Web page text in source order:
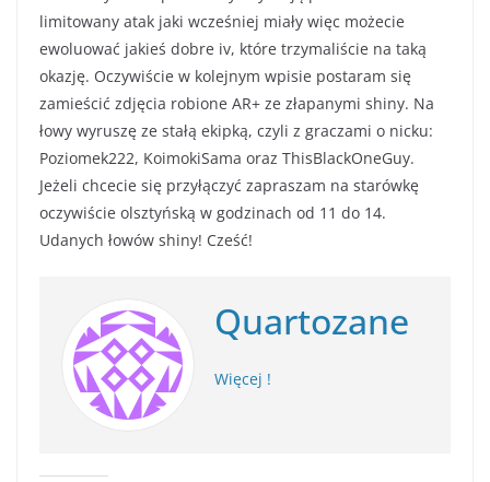
limitowany atak jaki wcześniej miały więc możecie
ewoluować jakieś dobre iv, które trzymaliście na taką
okazję. Oczywiście w kolejnym wpisie postaram się
zamieścić zdjęcia robione AR+ ze złapanymi shiny. Na
łowy wyruszę ze stałą ekipką, czyli z graczami o nicku:
Poziomek222, KoimokiSama oraz ThisBlackOneGuy.
Jeżeli chcecie się przyłączyć zapraszam na starówkę
oczywiście olsztyńską w godzinach od 11 do 14.
Udanych łowów shiny! Cześć!
Quartozane
Więcej !